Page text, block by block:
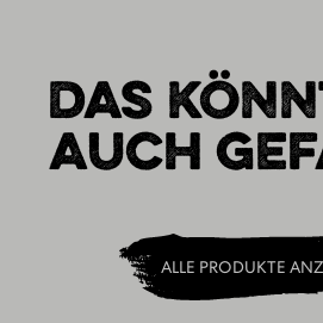
DAS
AUCH
ALLE PRODUKTE